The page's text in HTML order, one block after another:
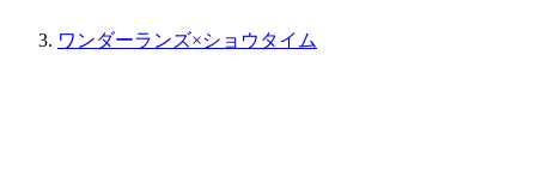
ワンダーランズ×ショウタイム